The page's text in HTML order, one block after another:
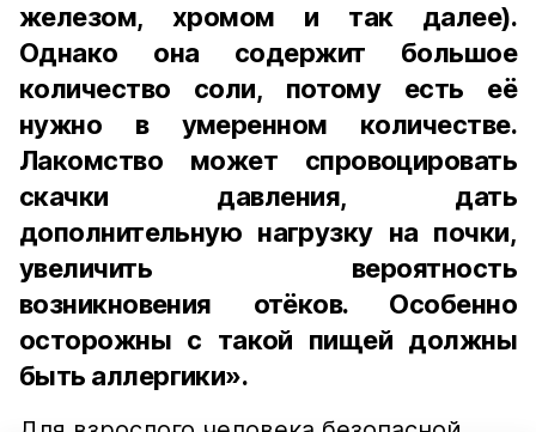
железом, хромом и так далее).
Однако она содержит большое
количество соли, потому есть её
нужно в умеренном количестве.
Лакомство может спровоцировать
скачки давления, дать
дополнительную нагрузку на почки,
увеличить вероятность
возникновения отёков. Особенно
осторожны с такой пищей должны
быть аллергики».